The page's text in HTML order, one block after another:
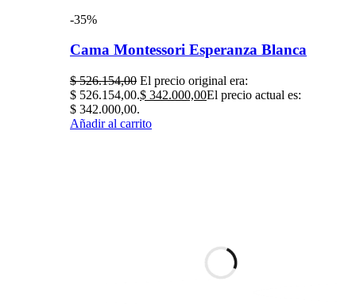
-35%
Cama Montessori Esperanza Blanca
$526.154,00 El precio original era:
$ 526.154,00.$ 342.000,00El precio actual es:
$ 342.000,00.
Añadir al carrito